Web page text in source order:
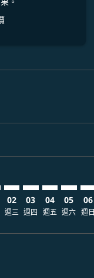
找票價
查找票價查找票價
disclaimer. 查找票價
disclaimer. 查找
offers-disclaimer.
view-offers-
cmp-view-offers-
02
週三
03
週四
04
週五
05
週六
06
週日